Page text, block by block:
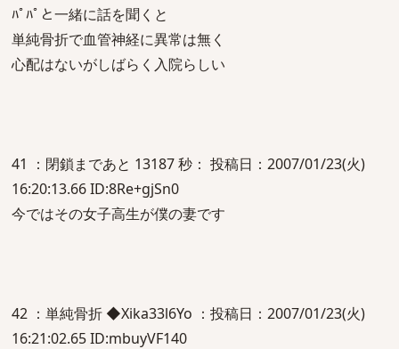
ﾊﾟﾊﾟと一緒に話を聞くと
単純骨折で血管神経に異常は無く
心配はないがしばらく入院らしい
41 ：閉鎖まであと 13187 秒： 投稿日：2007/01/23(火)
16:20:13.66 ID:8Re+gjSn0
今ではその女子高生が僕の妻です
42 ：単純骨折 ◆Xika33l6Yo ：投稿日：2007/01/23(火)
16:21:02.65 ID:mbuyVF140